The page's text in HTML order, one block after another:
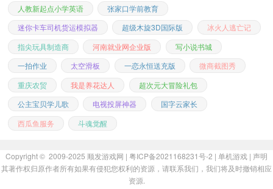
人教新起点小学英语
张家口学前教育
迷你卡车司机货运模拟器
超级木旋3D国际版
冰火人逃亡记
指尖玩具制造商
河南就业网企业版
写小说书城
一拍作业
太空滑板 一恋永恒送充版
微商截图秀
重庆农贸
我是养花达人
超次元大冒险礼包
公主宝贝学儿歌
电视投屏神器
国字云家长
西瓜鱼服务
斗魂觉醒
Copyright © 2009-2025 顺发游戏网 | 粤ICP备2021168231号-2 | 单机游戏 | 声明
其著作权归原作者所有如果有侵犯您权利的资源，请联系我们，我们将及时撤销相应
资源.